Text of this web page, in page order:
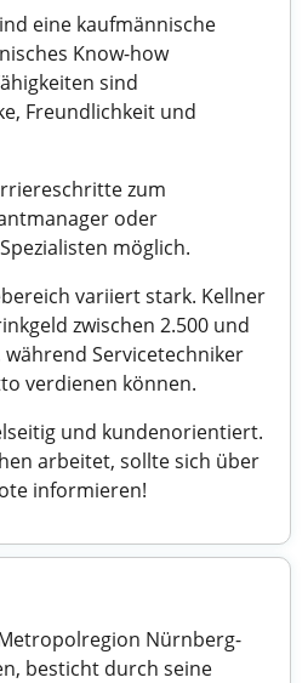
eine kaufmännische
Know-how
sind
Freundlichkeit und
zum
oder
möglich.
variiert stark. Kellner
zwischen 2.500 und
Servicetechniker
verdienen können.
und kundenorientiert.
arbeitet, sollte sich über
informieren!
Nürnberg-
besticht durch seine